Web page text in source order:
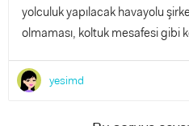
yolculuk yapılacak havayolu
olmaması, koltuk mesafesi gibi
yesimd